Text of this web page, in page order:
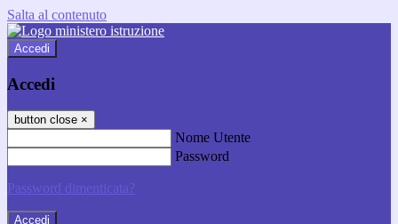
Salta al contenuto
Accedi
Accedi
button close ×
Nome Utente
Password
Password dimenticata?